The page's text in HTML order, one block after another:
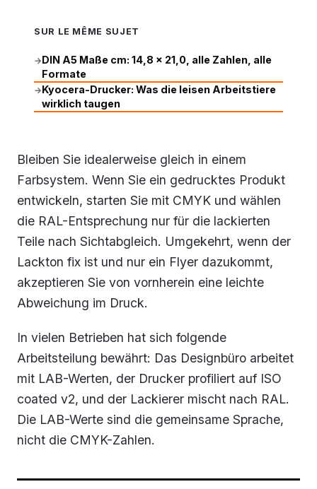
SUR LE MÊME SUJET
→DIN A5 Maße cm: 14,8 × 21,0, alle Zahlen, alle
Formate
→Kyocera-Drucker: Was die leisen Arbeitstiere
wirklich taugen
Bleiben Sie idealerweise gleich in einem
Farbsystem. Wenn Sie ein gedrucktes Produkt
entwickeln, starten Sie mit CMYK und wählen
die RAL-Entsprechung nur für die lackierten
Teile nach Sichtabgleich. Umgekehrt, wenn der
Lackton fix ist und nur ein Flyer dazukommt,
akzeptieren Sie von vornherein eine leichte
Abweichung im Druck.
In vielen Betrieben hat sich folgende
Arbeitsteilung bewährt: Das Designbüro arbeitet
mit LAB-Werten, der Drucker profiliert auf ISO
coated v2, und der Lackierer mischt nach RAL.
Die LAB-Werte sind die gemeinsame Sprache,
nicht die CMYK-Zahlen.